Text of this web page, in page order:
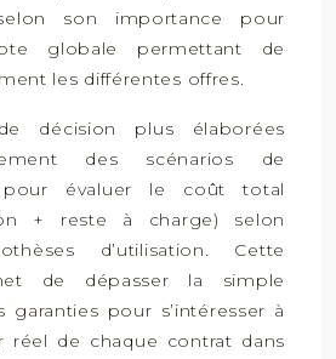
son importance pour
globale permettant de
les différentes offres.
décision plus élaborées
des scénarios de
pour évaluer le coût total
+ reste à charge) selon
d’utilisation. Cette
de dépasser la simple
garanties pour s’intéresser à
réel de chaque contrat dans